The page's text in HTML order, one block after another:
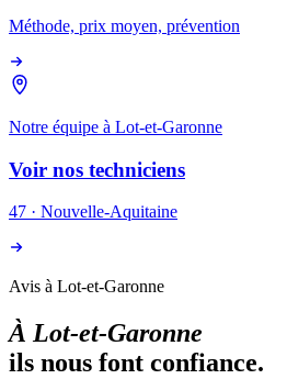
Méthode, prix moyen, prévention
Notre équipe à Lot-et-Garonne
Voir nos techniciens
47 · Nouvelle-Aquitaine
Avis à Lot-et-Garonne
À Lot-et-Garonne
ils nous font confiance.